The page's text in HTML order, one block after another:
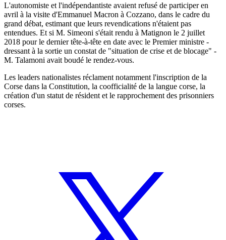
L'autonomiste et l'indépendantiste avaient refusé de participer en
avril à la visite d'Emmanuel Macron à Cozzano, dans le cadre du
grand débat, estimant que leurs revendications n'étaient pas
entendues. Et si M. Simeoni s'était rendu à Matignon le 2 juillet
2018 pour le dernier tête-à-tête en date avec le Premier ministre -
dressant à la sortie un constat de "situation de crise et de blocage" -
M. Talamoni avait boudé le rendez-vous.
Les leaders nationalistes réclament notamment l'inscription de la
Corse dans la Constitution, la coofficialité de la langue corse, la
création d'un statut de résident et le rapprochement des prisonniers
corses.